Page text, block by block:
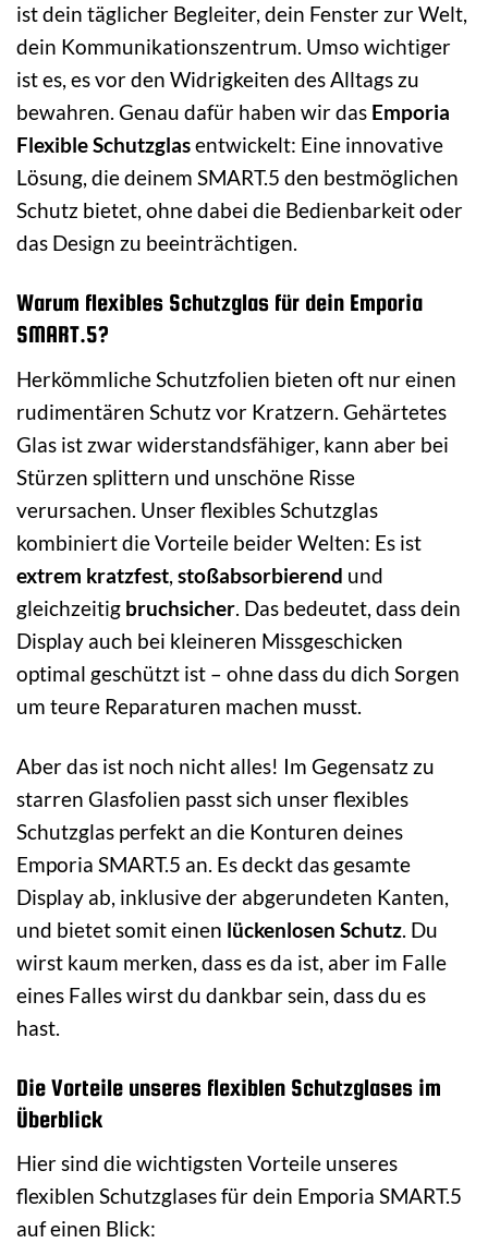
ist dein täglicher Begleiter, dein Fenster zur Welt,
dein Kommunikationszentrum. Umso wichtiger
ist es, es vor den Widrigkeiten des Alltags zu
bewahren. Genau dafür haben wir das Emporia
Flexible Schutzglasentwickelt: Eine innovative
Lösung, die deinem SMART.5 den bestmöglichen
Schutz bietet, ohne dabei die Bedienbarkeit oder
das Design zu beeinträchtigen.
Warum flexibles Schutzglas für dein Emporia
SMART.5?
Herkömmliche Schutzfolien bieten oft nur einen
rudimentären Schutz vor Kratzern. Gehärtetes
Glas ist zwar widerstandsfähiger, kann aber bei
Stürzen splittern und unschöne Risse
verursachen. Unser flexibles Schutzglas
kombiniert die Vorteile beider Welten: Es ist
extrem kratzfest, stoßabsorbierend und
gleichzeitig bruchsicher. Das bedeutet, dass dein
Display auch bei kleineren Missgeschicken
optimal geschützt ist – ohne dass du dich Sorgen
um teure Reparaturen machen musst.
Aber das ist noch nicht alles! Im Gegensatz zu
starren Glasfolien passt sich unser flexibles
Schutzglas perfekt an die Konturen deines
Emporia SMART.5 an. Es deckt das gesamte
Display ab, inklusive der abgerundeten Kanten,
und bietet somit einen lückenlosen Schutz. Du
wirst kaum merken, dass es da ist, aber im Falle
eines Falles wirst du dankbar sein, dass du es
hast.
Die Vorteile unseres flexiblen Schutzglases im
Überblick
Hier sind die wichtigsten Vorteile unseres
flexiblen Schutzglases für dein Emporia SMART.5
auf einen Blick: